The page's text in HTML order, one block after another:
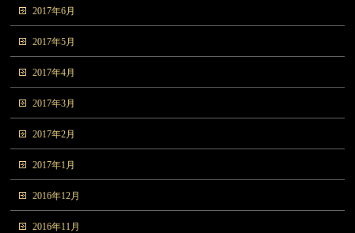
2017年6月
2017年5月
2017年4月
2017年3月
2017年2月
2017年1月
2016年12月
2016年11月